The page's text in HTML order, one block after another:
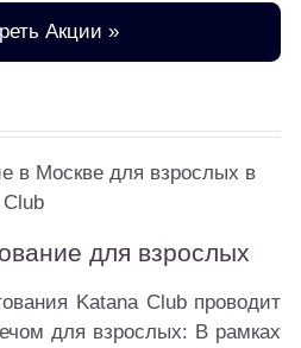
Акции »
для взрослых
Katana Club проводит
для взрослых: В рамках